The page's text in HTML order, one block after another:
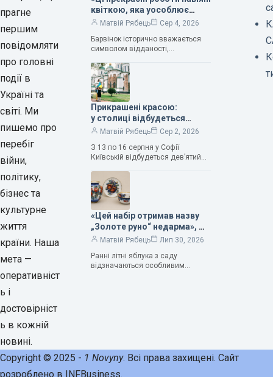
прагне
першим
повідомляти
про головні
події в
Україні та
світі. Ми
пишемо про
перебіг
війни,
політику,
бізнес та
культурне
життя
країни. Наша
мета —
оперативніст
ь і
достовірніст
ь в кожній
новині.
квіткою, яка уособлює
нескінченне кохання», —
Людмила Карпінська-
Романюк
Матвій Рябець
Сер 4, 2026
Барвінок історично вважається
символом відданості,
та тривалого подружнього союзу.
Саме тому ця рослина надихала і
продовжує надихати митців на
Прикрашені красою:
у столиці відбудеться
дев’ятий фестиваль
Матвій Рябець
Сер 2, 2026
З 13 по 16 серпня у Софії
Київській відбудеться дев’ятий
мистецтв Bouquet Kyiv Stage. Ця
подія традиційно…
«Цей набір отримав назву
„Золоте руно“ недарма», —
колекціонерка Людмила
Матвій Рябець
Лип 30, 2026
Ранні літні яблука з саду
відзначаються особливим
Copyright © 2025 - 1 Novyny. Всі права захищені. Сайт
розроблено в INFBusiness.